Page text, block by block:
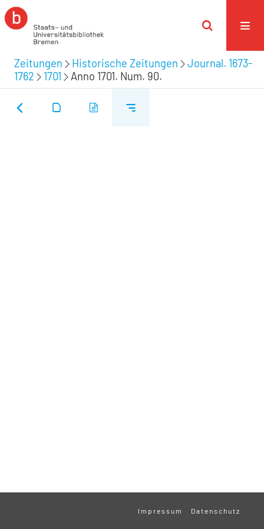
Zeitungen Historische Zeitungen
Journal. 1673-
1762
1701 Anno 1701. Num. 90.
Impressum Datenschutz